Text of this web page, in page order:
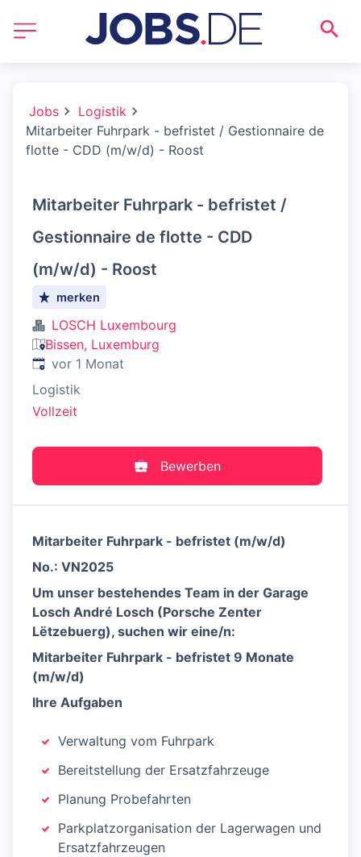
Jobs
Logistik
Mitarbeiter Fuhrpark - befristet / Gestionnaire de
flotte - CDD (m/w/d) - Roost
Mitarbeiter Fuhrpark - befristet /
Gestionnaire de flotte - CDD
(m/w/d) - Roost
merken
LOSCH Luxembourg
Bissen, Luxemburg
Veröffentlicht:
vor 1 Monat
Logistik
Vollzeit
Bewerben
Mitarbeiter Fuhrpark - befristet (m/w/d)
No.: VN2025
Um unser bestehendes Team in der Garage
Losch André Losch (Porsche Zenter
Lëtzebuerg), suchen wir eine/n:
Mitarbeiter Fuhrpark - befristet 9 Monate
(m/w/d)
Ihre Aufgaben
Verwaltung vom Fuhrpark
Bereitstellung der Ersatzfahrzeuge
Planung Probefahrten
Parkplatzorganisation der Lagerwagen und
Ersatzfahrzeugen